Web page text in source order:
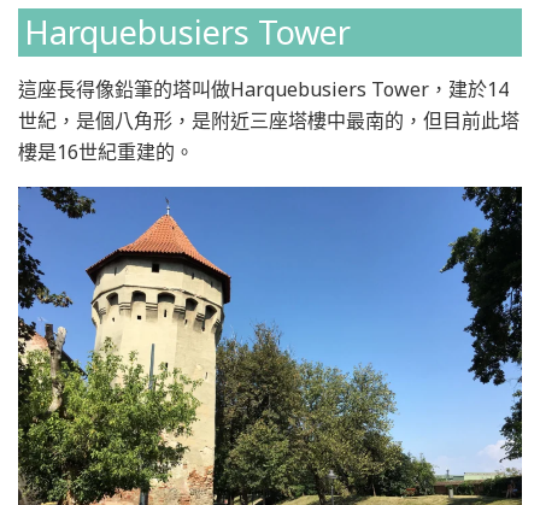
Harquebusiers Tower
這座長得像鉛筆的塔叫做Harquebusiers Tower，建於14
世紀，是個八角形，是附近三座塔樓中最南的，但目前此塔
樓是16世紀重建的。